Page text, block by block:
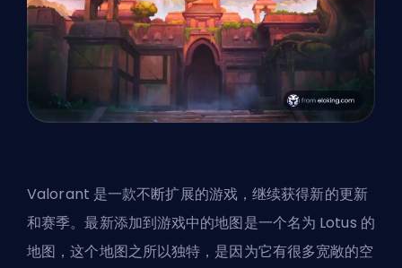
Valorant 是一款不断扩展的游戏，继续获得新的更新
和赛季。最新添加到游戏中的地图是一个名为 Lotus 的
地图，这个地图之所以独特，是因为它有很多宽敞的空